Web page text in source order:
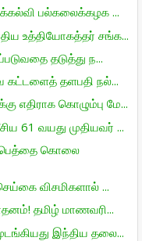
பல்கலைக்கழக ...
உத்தியோகத்தர் சங்க...
தடுத்து ந...
கட்டளைத் தளபதி நல்...
எதிராக கொழும்பு மே...
61 வயது முதியவர் ...
கொலை
விசமிகளால் ...
தமிழ் மாணவரி...
இந்திய தலை...